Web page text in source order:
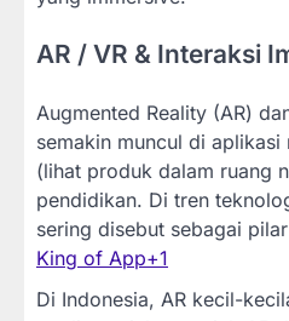
AR / VR & Interaksi
Augmented Reality (AR)
semakin muncul di
(lihat produk dalam ruang
pendidikan. Di tren
sering disebut sebagai
King of App+1
Di Indonesia, AR kecil-